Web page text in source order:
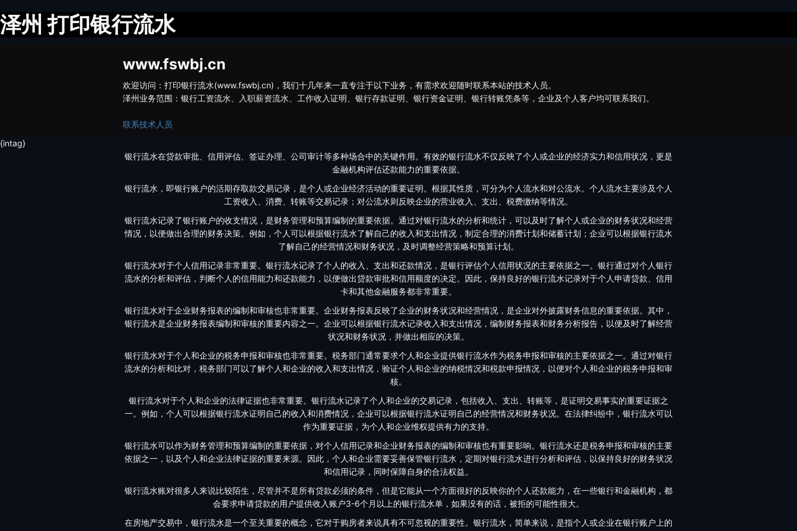
‌泽州 打印银行流水
www.fswbj.cn
欢迎访问：打印银行流水(www.fswbj.cn)，我们十几年来一直专注于以下业务，有需求欢迎随时联系本站的技术人员。
‌泽州业务范围：银行工资流水、入职薪资流水、工作收入证明、银行存款证明、银行资金证明、银行转账凭条等，企业及个人客户均可联系我们。
联系技术人员
{intag}
银行流水在贷款审批、信用评估、签证办理、公司审计等多种场合中的关键作用。有效的银行流水不仅反映了个人或企业的经济实力和信用状况，更是
金融机构评估还款能力的重要依据。
银行流水，即银行账户的活期存取款交易记录，是个人或企业经济活动的重要证明。根据其性质，可分为个人流水和对公流水。个人流水主要涉及个人
工资收入、消费、转账等交易记录；对公流水则反映企业的营业收入、支出、税费缴纳等情况。
银行流水记录了银行账户的收支情况，是财务管理和预算编制的重要依据。通过对银行流水的分析和统计，可以及时了解个人或企业的财务状况和经营
情况，以便做出合理的财务决策。例如，个人可以根据银行流水了解自己的收入和支出情况，制定合理的消费计划和储蓄计划；企业可以根据银行流水
了解自己的经营情况和财务状况，及时调整经营策略和预算计划。
银行流水对于个人信用记录非常重要。银行流水记录了个人的收入、支出和还款情况，是银行评估个人信用状况的主要依据之一。银行通过对个人银行
流水的分析和评估，判断个人的信用能力和还款能力，以便做出贷款审批和信用额度的决定。因此，保持良好的银行流水记录对于个人申请贷款、信用
卡和其他金融服务都非常重要。
银行流水对于企业财务报表的编制和审核也非常重要。企业财务报表反映了企业的财务状况和经营情况，是企业对外披露财务信息的重要依据。其中，
银行流水是企业财务报表编制和审核的重要内容之一。企业可以根据银行流水记录收入和支出情况，编制财务报表和财务分析报告，以便及时了解经营
状况和财务状况，并做出相应的决策。
银行流水对于个人和企业的税务申报和审核也非常重要。税务部门通常要求个人和企业提供银行流水作为税务申报和审核的主要依据之一。通过对银行
流水的分析和比对，税务部门可以了解个人和企业的收入和支出情况，验证个人和企业的纳税情况和税款申报情况，以便对个人和企业的税务申报和审
核。
银行流水对于个人和企业的法律证据也非常重要。银行流水记录了个人和企业的交易记录，包括收入、支出、转账等，是证明交易事实的重要证据之
一。例如，个人可以根据银行流水证明自己的收入和消费情况，企业可以根据银行流水证明自己的经营情况和财务状况。在法律纠纷中，银行流水可以
作为重要证据，为个人和企业维权提供有力的支持。
银行流水可以作为财务管理和预算编制的重要依据，对个人信用记录和企业财务报表的编制和审核也有重要影响。银行流水还是税务申报和审核的主要
依据之一，以及个人和企业法律证据的重要来源。因此，个人和企业需要妥善保管银行流水，定期对银行流水进行分析和评估，以保持良好的财务状况
和信用记录，同时保障自身的合法权益。
银行流水账对很多人来说比较陌生，尽管并不是所有贷款必须的条件，但是它能从一个方面很好的反映你的个人还款能力，在一些银行和金融机构，都
会要求申请贷款的用户提供收入账户3-6个月以上的银行流水单，如果没有的话，被拒的可能性很大。
在房地产交易中，银行流水是一个至关重要的概念，它对于购房者来说具有不可忽视的重要性。银行流水，简单来说，是指个人或企业在银行账户上的